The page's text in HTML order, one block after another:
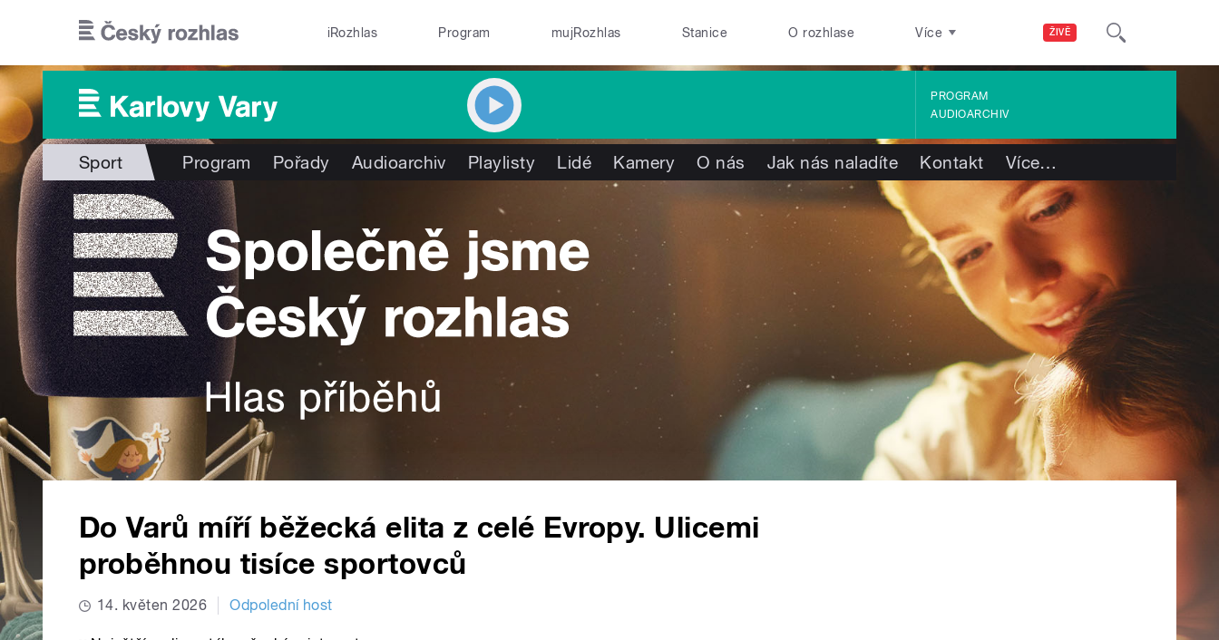
ŽIVĚ
iRozhlas Program mujRozhlas Stanice O rozhlase Více
PROGRAM
AUDIOARCHIV
Sport Program Pořady Audioarchiv Playlisty Lidé Kamery O nás Jak nás naladíte Kontakt Více…
Do Varů míří běžecká elita z celé Evropy. Ulicemi
proběhnou tisíce sportovců
14. květen 2026 Odpolední host